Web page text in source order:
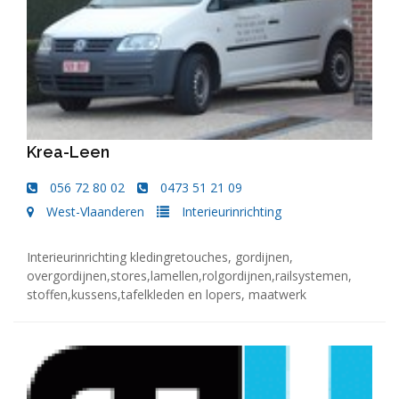
Krea-Leen
056 72 80 02
0473 51 21 09
West-Vlaanderen
Interieurinrichting
Interieurinrichting kledingretouches, gordijnen,
overgordijnen,stores,lamellen,rolgordijnen,railsystemen,
stoffen,kussens,tafelkleden en lopers, maatwerk